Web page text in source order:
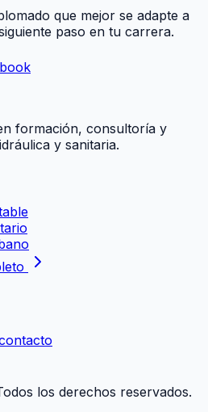
que mejor se adapte a
paso en tu carrera.
formación, consultoría y
y sanitaria.
los derechos reservados.